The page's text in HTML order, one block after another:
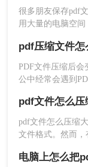
件，那么可以
时间，操作也
按需设置。
法。
很多朋友保存pdf
用大量的电脑空
PDF文件压缩后
公中经常会遇到
行，不然压缩出来
压缩文件怎么压
pdf文件怎么压缩
文件格式。然而，